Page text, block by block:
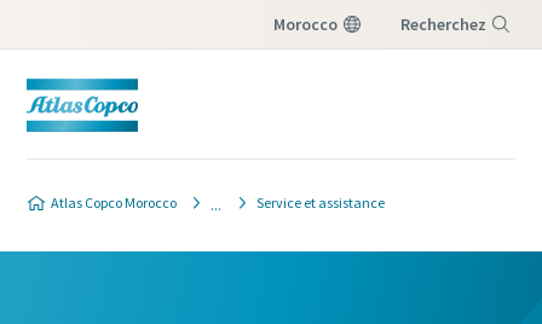
Morocco Recherchez
Atlas Copco Morocco Service et assistance